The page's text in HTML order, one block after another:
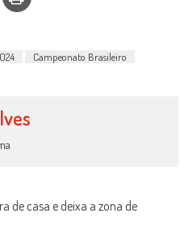
Campeonato Brasileiro
de casa e deixa a zona de